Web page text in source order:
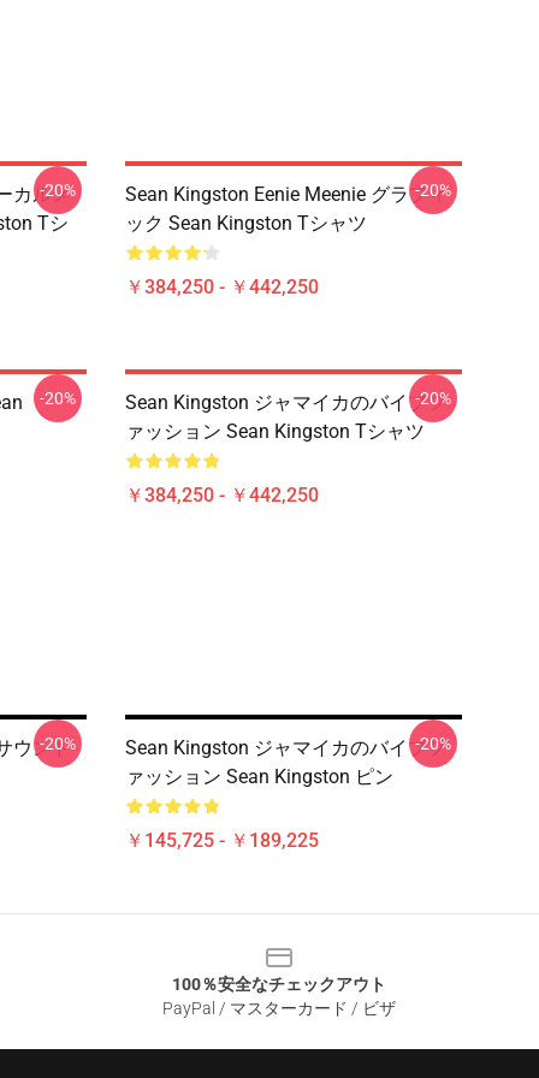
カルメ
Tシ
-20%
Sean Kingston Eenie Meenie グラフィ
ック Sean Kingston Tシャツ
￥384,250 - ￥442,250
-20%
-20%
Sean Kingston ジャマイカのバイブフ
ァッション Sean Kingston Tシャツ
￥384,250 - ￥442,250
-20%
ウンド
-20%
Sean Kingston ジャマイカのバイブフ
ァッション Sean Kingston ピン
￥145,725 - ￥189,225
-20%
100％安全なチェックアウト
PayPal / マスターカード / ビザ